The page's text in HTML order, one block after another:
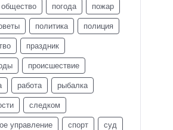
общество погода пожар
политика полиция
праздник
происшествие
работа рыбалка
следком
управление спорт суд